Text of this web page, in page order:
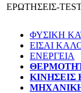
ΕΡΩΤΗΣΕΙΣ-
ΦΥΣΙΚΗ
ΕΙΣΑΙ
ΕΝΕΡΓΕΙΑ
ΚΙΝΗΣΕΙΣ